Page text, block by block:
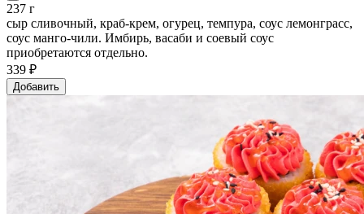
237 г
сыр сливочный, краб-крем, огурец, темпура, соус лемонграсс,
соус манго-чили. Имбирь, васаби и соевый соус
приобретаются отдельно.
339 ₽
Добавить